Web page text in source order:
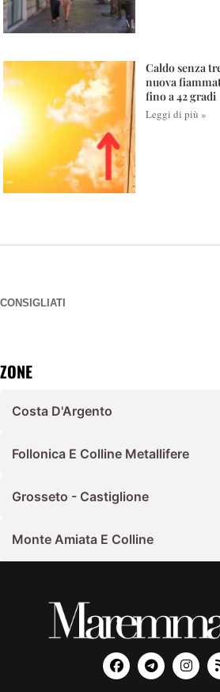
Caldo senza
nuova
fino a 42 gradi
Leggi di più »
CONSIGLIATI
ZONE
Costa D'Argento
Follonica E Colline Metallifere
Grosseto - Castiglione
Monte Amiata E Colline